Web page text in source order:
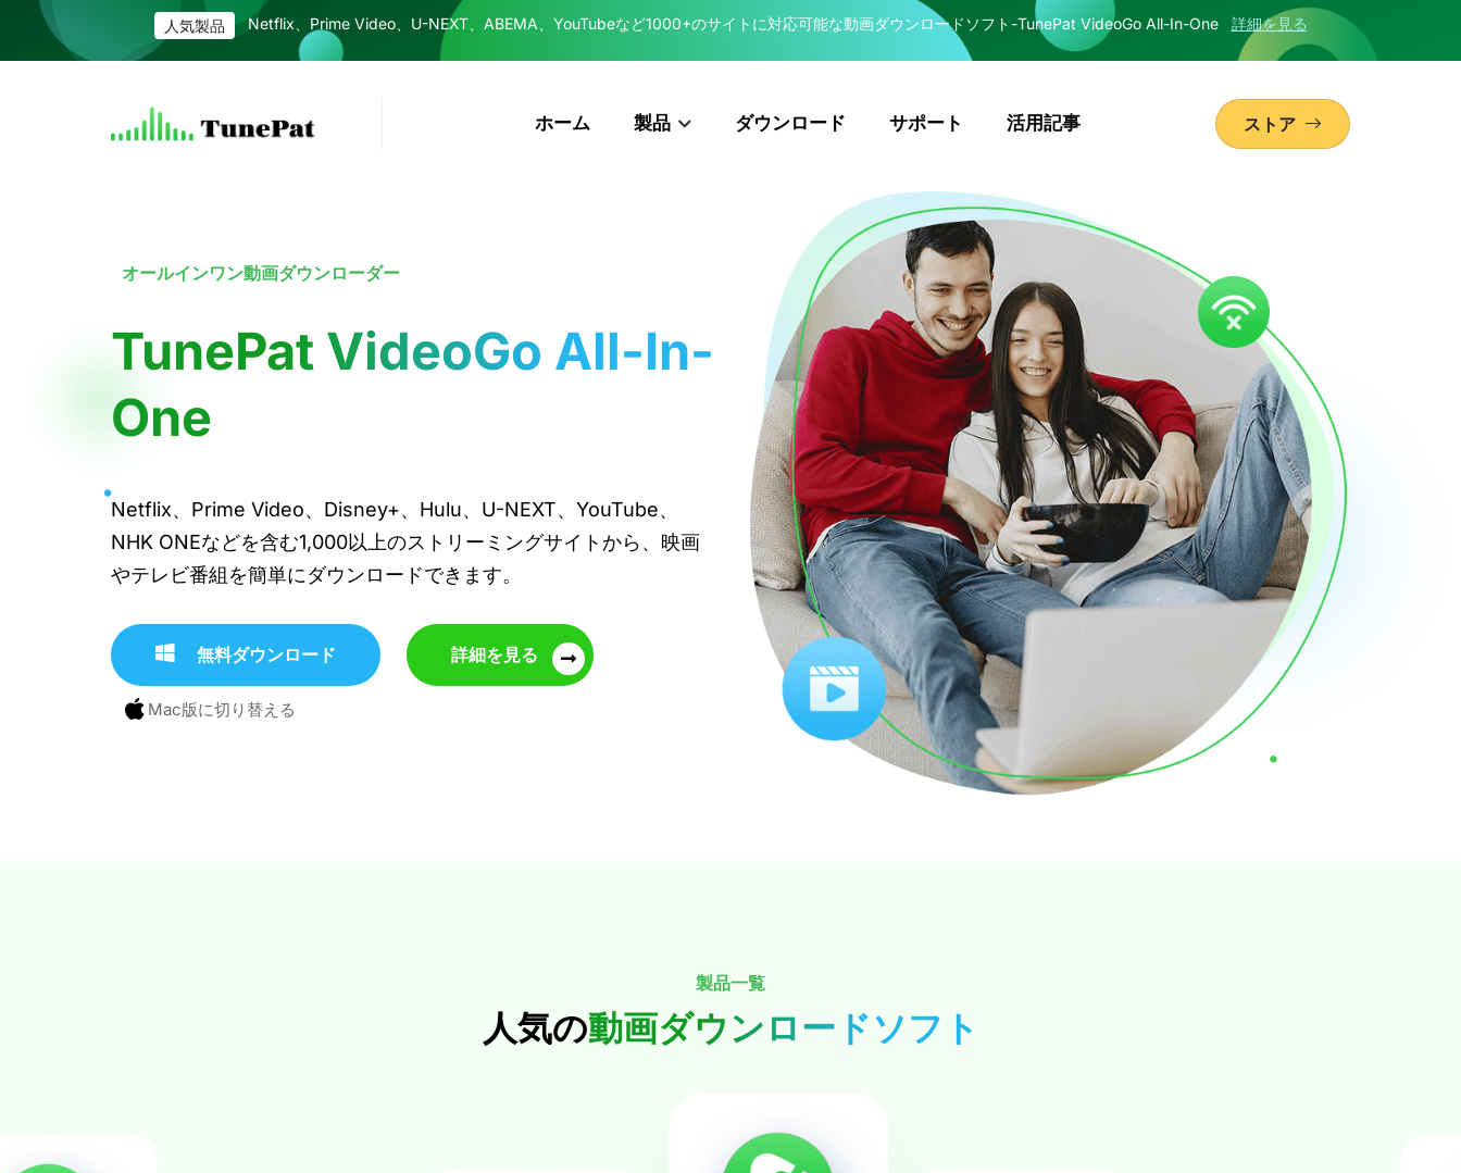
人気製品 Netflix、Prime Video、U-NEXT、ABEMA、YouTubeなど1000+のサイトに対応可能な動画ダウンロードソフト-TunePat VideoGo All-In-One 詳細を見る
ホーム 製品 ダウンロード サポート 活用記事 ストア
オールインワン動画ダウンローダー
TunePat VideoGo All-In-
One
Netflix、Prime Video、Disney+、Hulu、U-NEXT、YouTube、
NHK ONEなどを含む1,000以上のストリーミングサイトから、映画
やテレビ番組を簡単にダウンロードできます。
無料ダウンロード 詳細を見る
Mac版に切り替える
製品一覧
人気の動画ダウンロードソフト